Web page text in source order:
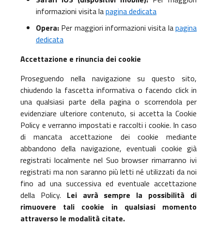
informazioni visita lapagina dedicata
Opera: Per maggiori informazioni visita lapagina
dedicata
Accettazione e rinuncia dei cookie
Proseguendo nella navigazione su questo sito,
chiudendo la fascetta informativa o facendo click in
una qualsiasi parte della pagina o scorrendola per
evidenziare ulteriore contenuto, si accetta la Cookie
Policy e verranno impostati e raccolti i cookie. In caso
di mancata accettazione dei cookie mediante
abbandono della navigazione, eventuali cookie già
registrati localmente nel Suo browser rimarranno ivi
registrati ma non saranno più letti né utilizzati da noi
fino ad una successiva ed eventuale accettazione
della Policy. Lei avrà sempre la possibilità di
rimuovere tali cookie in qualsiasi momento
attraverso le modalità citate.